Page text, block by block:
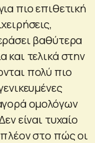
πιο επιθετική
βαθύτερα
και τελικά στην
πολύ πιο
ομολόγων
είναι τυχαίο
στο πώς οι